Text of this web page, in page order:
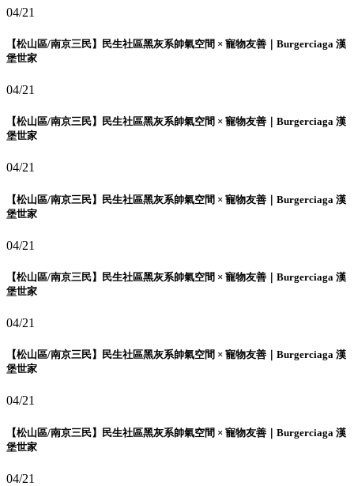
04/21
【松山區/南京三民】民生社區黑灰系帥氣空間 × 寵物友善｜Burgerciaga 漢
堡世家
04/21
【松山區/南京三民】民生社區黑灰系帥氣空間 × 寵物友善｜Burgerciaga 漢
堡世家
04/21
【松山區/南京三民】民生社區黑灰系帥氣空間 × 寵物友善｜Burgerciaga 漢
堡世家
04/21
【松山區/南京三民】民生社區黑灰系帥氣空間 × 寵物友善｜Burgerciaga 漢
堡世家
04/21
【松山區/南京三民】民生社區黑灰系帥氣空間 × 寵物友善｜Burgerciaga 漢
堡世家
04/21
【松山區/南京三民】民生社區黑灰系帥氣空間 × 寵物友善｜Burgerciaga 漢
堡世家
04/21